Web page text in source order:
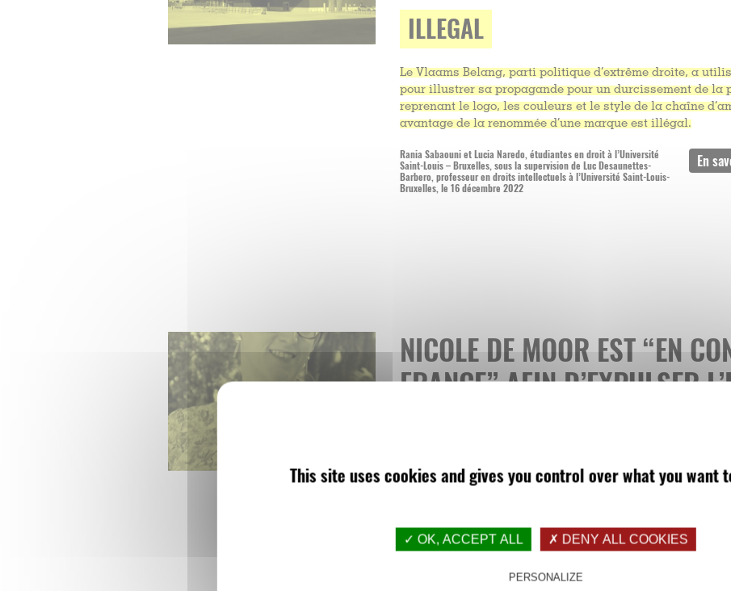
ILLEGAL
Le Vlaams Belang, parti politique d’extrême droite, a
pour illustrer sa propagande pour un durcissement de la
reprenant le logo, les couleurs et le style de la chaîne
avantage de la renommée d’une marque est illégal.
Rania Sabaouni et Lucia Naredo, étudiantes en droit à l’Université
Saint-Louis – Bruxelles, sous la supervision de Luc Desaunettes-
Barbero, professeur en droits intellectuels à l’Université Saint-Louis-
Bruxelles, le 16 décembre 2022
NICOLE DE MOOR EST “EN
FRANCE” AFIN D’EXPULSER
PROBLÉMATIQUE
Nicole de Moor (CD&V), secrétaire d’Etat à l’Asile et à
et sur son site internet, discuter avec la France de
Iquioussen, malgré la décision judiciaire belge de ne pas
européen émis par les autorités de l’Hexagone.
This site uses cookies and gives you control over what you want
✓ OK, ACCEPT ALL ✗ DENY ALL COOKIES
PERSONALIZE